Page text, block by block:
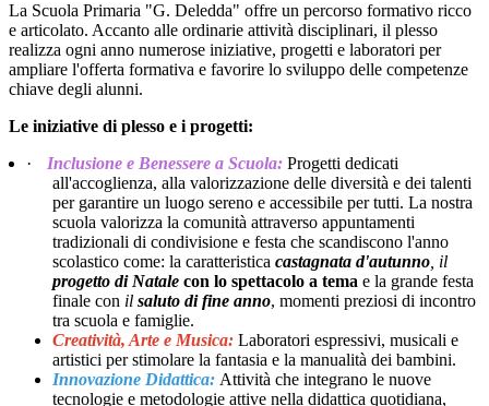
La Scuola Primaria "G. Deledda" offre un percorso formativo ricco
e articolato. Accanto alle ordinarie attività disciplinari, il plesso
realizza ogni anno numerose iniziative, progetti e laboratori per
ampliare l'offerta formativa e favorire lo sviluppo delle competenze
chiave degli alunni.
Le iniziative di plesso e i progetti:
·
Inclusione e Benessere a Scuola: Progetti dedicati
all'accoglienza, alla valorizzazione delle diversità e dei talenti
per garantire un luogo sereno e accessibile per tutti. La nostra
scuola valorizza la comunità attraverso appuntamenti
tradizionali di condivisione e festa che scandiscono l'anno
scolastico come: la caratteristica castagnata d'autunno il
progetto di Natale con lo spettacolo a tema e la grande festa
finale con il saluto di fine anno, momenti preziosi di incontro
tra scuola e famiglie.
Creatività, Arte e Musica: Laboratori espressivi, musicali e
artistici per stimolare la fantasia e la manualità dei bambini.
Innovazione Didattica: Attività che integrano le nuove
tecnologie e metodologie attive nella didattica quotidiana,